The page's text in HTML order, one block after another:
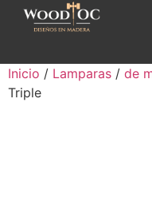
Inicio / Lamparas / de
Triple